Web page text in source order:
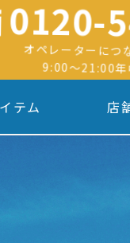
0120-
オペレーターにつ
9:00〜21:00年
テム 店